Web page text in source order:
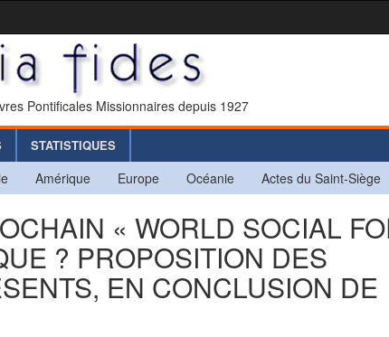
Pontificales Missionnaires depuis 1927
STATISTIQUES
Amérique Europe Océanie Actes du Saint-Siège
« WORLD SOCIAL
? PROPOSITION DES
EN CONCLUSION DE